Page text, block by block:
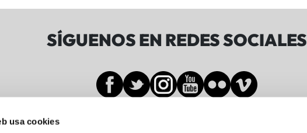
usa cookies
SÍGUENOS EN REDES SOCIALES